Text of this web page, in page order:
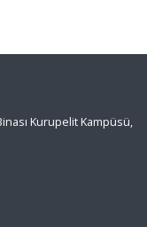
Kurupelit Kampüsü,